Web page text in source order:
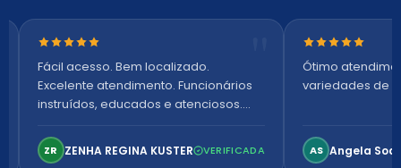
Nota 5 de 5 estrelas
Fácil acesso. Bem localizado.
Excelente atendimento. Funcionários
instruídos, educados e atenciosos.
confortável. Perfeito!
ZR ZENHA REGINA KUSTER VERIFICADA
Nota 5 de 5
Ótimo
variedades de
AS Angela